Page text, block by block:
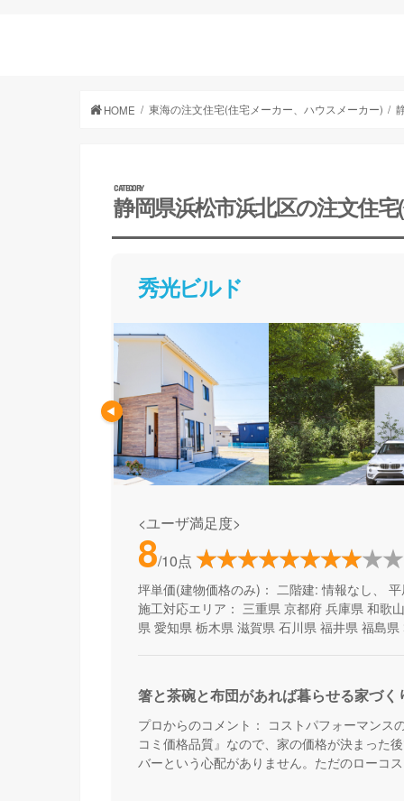
HOME 東海の注文住宅(住宅メーカー、ハウスメーカー)
静岡県浜松市浜北区の注文住
秀光ビルド
<ユーザ満足度>
8/10点
坪単価(建物価格のみ)： 二階建: 情報なし、
施工対応エリア： 三重県 京都府 兵庫県 和歌
県 愛知県 栃木県 滋賀県 石川県 福井県 福島県
箸と茶碗と布団があれば暮らせる家づく
プロからのコメント： コストパフォーマンス
コミ価格品質』なので、家の価格が決まった
バーという心配がありません。ただのローコ